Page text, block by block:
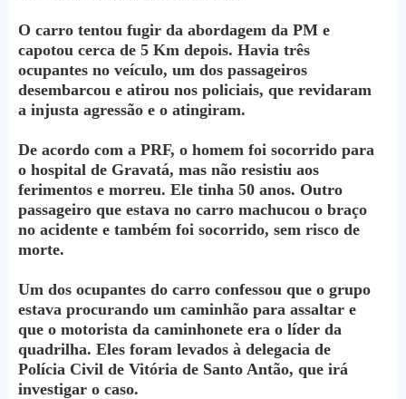
O carro tentou fugir da abordagem da PM e
capotou cerca de 5 Km depois. Havia três
ocupantes no veículo, um dos passageiros
desembarcou e atirou nos policiais, que revidaram
a injusta agressão e o atingiram.
De acordo com a PRF, o homem foi socorrido para
o hospital de Gravatá, mas não resistiu aos
ferimentos e morreu. Ele tinha 50 anos. Outro
passageiro que estava no carro machucou o braço
no acidente e também foi socorrido, sem risco de
morte.
Um dos ocupantes do carro confessou que o grupo
estava procurando um caminhão para assaltar e
que o motorista da caminhonete era o líder da
quadrilha. Eles foram levados à delegacia de
Polícia Civil de Vitória de Santo Antão, que irá
investigar o caso.